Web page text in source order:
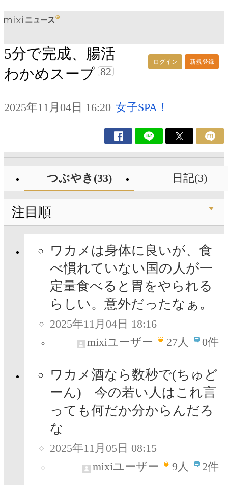
ログイン 新規登録
5分で完成、腸活
わかめスープ 82
2025年11月04日 16:20 女子SPA！
つぶやき(33) 日記(3)
注目順
ワカメは身体に良いが、食
べ慣れていない国の人が一
定量食べると胃をやられる
らしい。意外だったなぁ。
2025年11月04日 18:16
mixiユーザー
27人 0件
ワカメ酒なら数秒で(ちゅど
ーん) 今の若い人はこれ言
っても何だか分からんだろ
な
2025年11月05日 08:15
mixiユーザー
9人 2件